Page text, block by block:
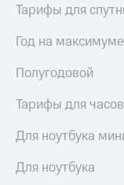
Тарифы для
Год на максимуме
Полугодовой
Тарифы для
Для ноутбука
Для ноутбука